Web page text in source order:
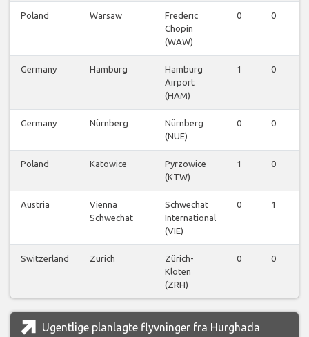
Poland Warsaw
Frederic
Chopin
(WAW)
0 0
Germany Hamburg
Hamburg
Airport
(HAM)
1 0
Germany Nürnberg
Nürnberg
(NUE)
0 0
Poland Katowice
Pyrzowice
(KTW)
1 0
Austria
Vienna
Schwechat
Schwechat
International
(VIE)
0 1
Switzerland Zurich
Zürich-
Kloten
(ZRH)
0 0
Ugentlige planlagte flyvninger fra Hurghada